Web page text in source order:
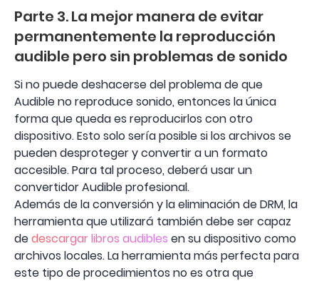
Parte 3. La mejor manera de evitar
permanentemente la reproducción
audible pero sin problemas de sonido
Si no puede deshacerse del problema de que
Audible no reproduce sonido, entonces la única
forma que queda es reproducirlos con otro
dispositivo. Esto solo sería posible si los archivos se
pueden desproteger y convertir a un formato
accesible. Para tal proceso, deberá usar un
convertidor Audible profesional.
Además de la conversión y la eliminación de DRM, la
herramienta que utilizará también debe ser capaz
dedescargar libros audibles en su dispositivo como
archivos locales. La herramienta más perfecta para
este tipo de procedimientos no es otra que